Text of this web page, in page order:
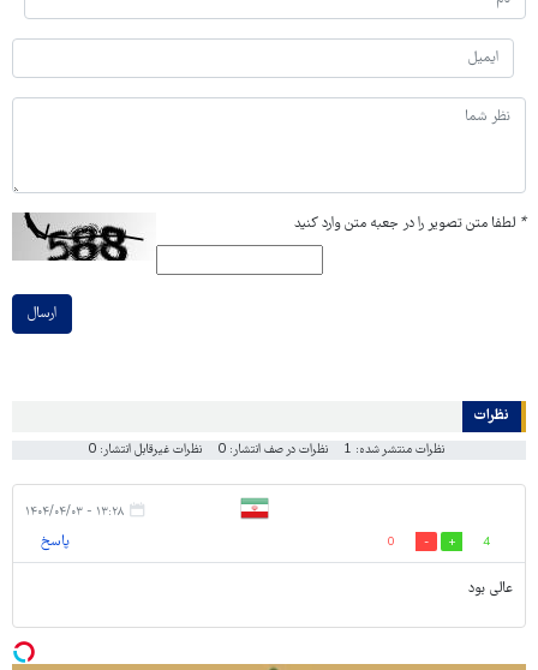
* لطفا متن تصویر را در جعبه متن وارد کنید
ارسال
نظرات
نظرات منتشر شده: 1 نظرات در صف انتشار: 0 نظرات غیرقابل انتشار: 0
۱۳:۲۸ - ۱۴۰۴/۰۴/۰۳
4
0 پاسخ
عالی بود